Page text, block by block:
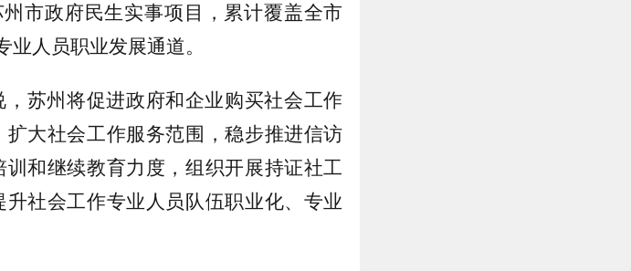
市政府民生实事项目，累计覆盖全市
人员职业发展通道。
苏州将促进政府和企业购买社会工作
大社会工作服务范围，稳步推进信访
和继续教育力度，组织开展持证社工
社会工作专业人员队伍职业化、专业